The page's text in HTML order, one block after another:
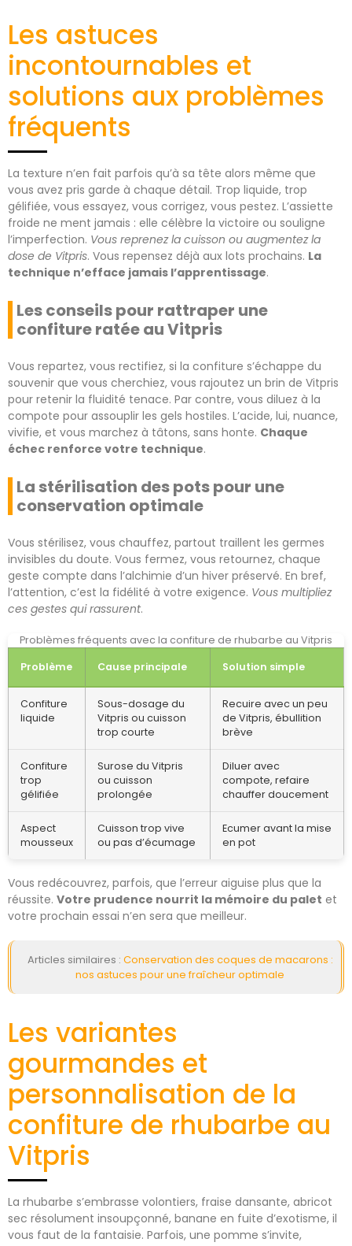
Les astuces
incontournables et
solutions aux problèmes
fréquents
La texture n’en fait parfois qu’à sa tête alors même que
vous avez pris garde à chaque détail. Trop liquide, trop
gélifiée, vous essayez, vous corrigez, vous pestez. L’assiette
froide ne ment jamais : elle célèbre la victoire ou souligne
l’imperfection. Vous reprenez la cuisson ou augmentez la
dose de Vitpris. Vous repensez déjà aux lots prochains. La
technique n’efface jamais l’apprentissage.
Les conseils pour rattraper une
confiture ratée au Vitpris
Vous repartez, vous rectifiez, si la confiture s’échappe du
souvenir que vous cherchiez, vous rajoutez un brin de Vitpris
pour retenir la fluidité tenace. Par contre, vous diluez à la
compote pour assouplir les gels hostiles. L’acide, lui, nuance,
vivifie, et vous marchez à tâtons, sans honte. Chaque
échec renforce votre technique.
La stérilisation des pots pour une
conservation optimale
Vous stérilisez, vous chauffez, partout traillent les germes
invisibles du doute. Vous fermez, vous retournez, chaque
geste compte dans l’alchimie d’un hiver préservé. En bref,
l’attention, c’est la fidélité à votre exigence. Vous multipliez
ces gestes qui rassurent.
Problèmes fréquents avec la confiture de rhubarbe au Vitpris
Problème
Cause principale Solution simple
Confiture
liquide
Sous-dosage du
Vitpris ou cuisson
trop courte
Recuire avec un peu
de Vitpris, ébullition
brève
Confiture
trop
gélifiée
Surose du Vitpris
ou cuisson
prolongée
Diluer avec
compote, refaire
chauffer doucement
Aspect
mousseux
Cuisson trop vive
ou pas d’écumage
Ecumer avant la mise
en pot
Vous redécouvrez, parfois, que l’erreur aiguise plus que la
réussite. Votre prudence nourrit la mémoire du palet et
votre prochain essai n’en sera que meilleur.
Articles similaires : Conservation des coques de macarons :
nos astuces pour une fraîcheur optimale
Les variantes
gourmandes et
personnalisation de la
confiture de rhubarbe au
Vitpris
La rhubarbe s’embrasse volontiers, fraise dansante, abricot
sec résolument insoupçonné, banane en fuite d’exotisme, il
vous faut de la fantaisie. Parfois, une pomme s’invite,